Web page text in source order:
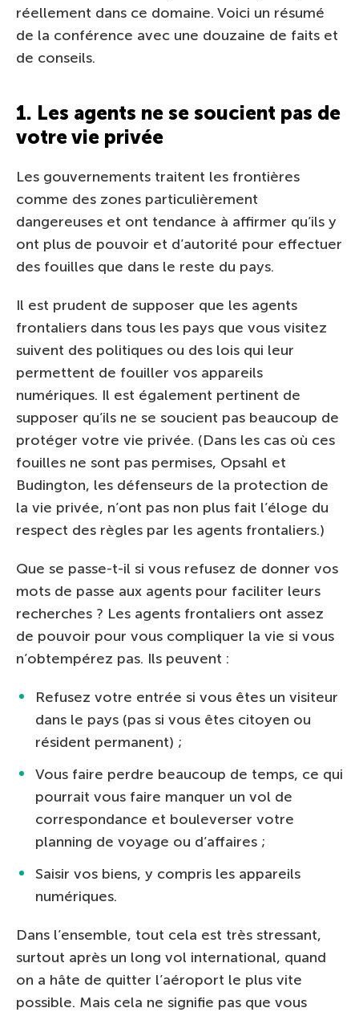
réellement dans ce domaine. Voici un résumé
de la conférence avec une douzaine de faits et
de conseils.
1. Les agents ne se soucient pas de
votre vie privée
Les gouvernements traitent les frontières
comme des zones particulièrement
dangereuses et ont tendance à affirmer qu’ils y
ont plus de pouvoir et d’autorité pour effectuer
des fouilles que dans le reste du pays.
Il est prudent de supposer que les agents
frontaliers dans tous les pays que vous visitez
suivent des politiques ou des lois qui leur
permettent de fouiller vos appareils
numériques. Il est également pertinent de
supposer qu’ils ne se soucient pas beaucoup de
protéger votre vie privée. (Dans les cas où ces
fouilles ne sont pas permises, Opsahl et
Budington, les défenseurs de la protection de
la vie privée, n’ont pas non plus fait l’éloge du
respect des règles par les agents frontaliers.)
Que se passe-t-il si vous refusez de donner vos
mots de passe aux agents pour faciliter leurs
recherches ? Les agents frontaliers ont assez
de pouvoir pour vous compliquer la vie si vous
n’obtempérez pas. Ils peuvent :
Refusez votre entrée si vous êtes un visiteur
dans le pays (pas si vous êtes citoyen ou
résident permanent) ;
Vous faire perdre beaucoup de temps, ce qui
pourrait vous faire manquer un vol de
correspondance et bouleverser votre
planning de voyage ou d’affaires ;
Saisir vos biens, y compris les appareils
numériques.
Dans l’ensemble, tout cela est très stressant,
surtout après un long vol international, quand
on a hâte de quitter l’aéroport le plus vite
possible. Mais cela ne signifie pas que vous